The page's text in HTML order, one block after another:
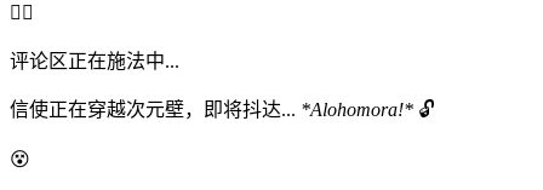
🧙‍♂️
评论区正在施法中...
信使正在穿越次元壁，即将抖达... *Alohomora!* 🔓
😵